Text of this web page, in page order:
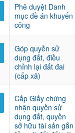
Phê duyệt Danh
mục đề án khuyến
công
Góp quyền sử
dụng đất, điều
chỉnh lại đất đai
(cấp xã)
Cấp Giấy chứng
nhận quyền sử
dụng đất, quyền
sở hữu tài sản gắn